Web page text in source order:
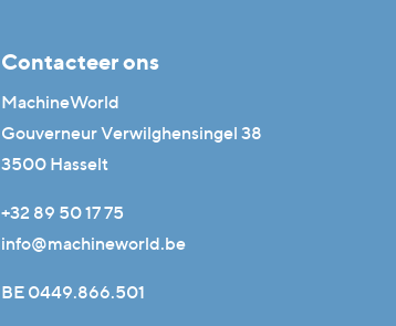
Contacteer ons
MachineWorld
Gouverneur Verwilghensingel 38
3500 Hasselt
+32 89 50 17 75
info@machineworld.be
BE 0449.866.501